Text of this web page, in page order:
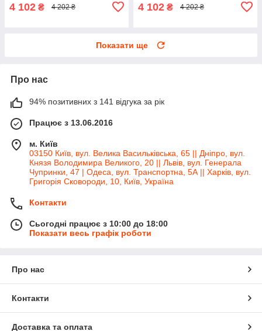
4 102 ₴ 4 202 ₴ 4 102 ₴ 4 202 ₴
Показати ще
Про нас
94% позитивних з 141 відгука за рік
Працює з 13.06.2016
м. Київ
03150 Київ, вул. Велика Васильківська, 65 || Дніпро, вул.
Князя Володимира Великого, 20 || Львів, вул. Генерала
Чупринки, 47 | Одеса, вул. Транспортна, 5А || Харків, вул.
Григорія Сковороди, 10, Київ, Україна
Контакти
Сьогодні працює з 10:00 до 18:00
Показати весь графік роботи
Про нас
Контакти
Доставка та оплата